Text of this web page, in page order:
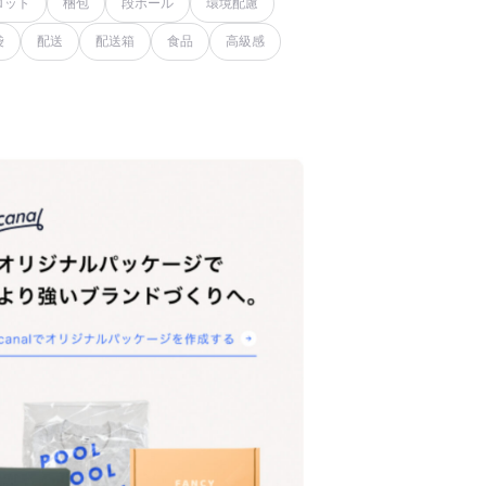
ット 梱包 段ボール 環境配慮
配送 配送箱 食品 高級感